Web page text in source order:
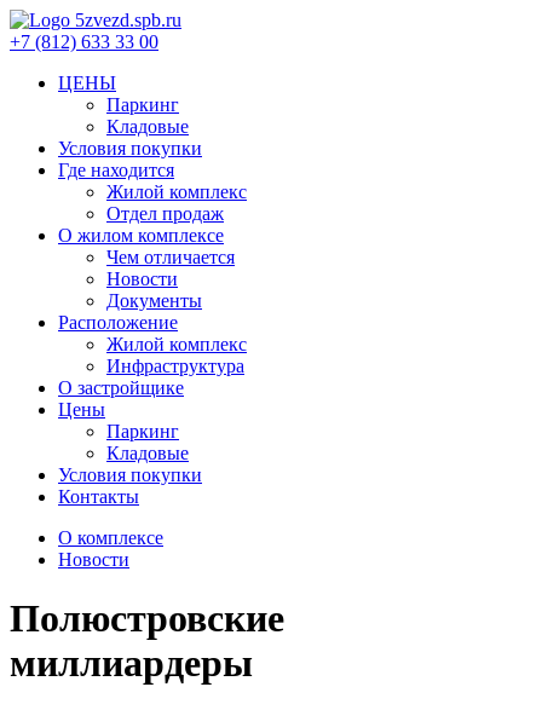
+7 (812) 633 33 00
ЦЕНЫ
Паркинг
Кладовые
Условия покупки
Где находится
Жилой комплекс
Отдел продаж
О жилом комплексе
Чем отличается
Новости
Документы
Расположение
Жилой комплекс
Инфраструктура
О застройщике
Цены
Паркинг
Кладовые
Условия покупки
Контакты
О комплексе
Новости
Полюстровские
миллиардеры